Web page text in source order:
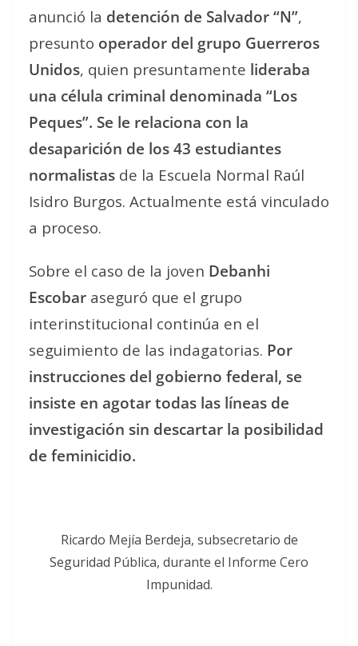
anunció la detención de Salvador “N”,
presunto operador del grupo Guerreros
Unidos, quien presuntamente lideraba
una célula criminal denominada “Los
Peques”. Se le relaciona con la
desaparición de los 43 estudiantes
normalistas de la Escuela Normal Raúl
Isidro Burgos. Actualmente está vinculado
a proceso.
Sobre el caso de la joven Debanhi
Escobar aseguró que el grupo
interinstitucional continúa en el
seguimiento de las indagatorias. Por
instrucciones del gobierno federal, se
insiste en agotar todas las líneas de
investigación sin descartar la posibilidad
de feminicidio.
Ricardo Mejía Berdeja, subsecretario de
Seguridad Pública, durante el Informe Cero
Impunidad.